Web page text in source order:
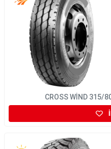
CROSS WİND 315/